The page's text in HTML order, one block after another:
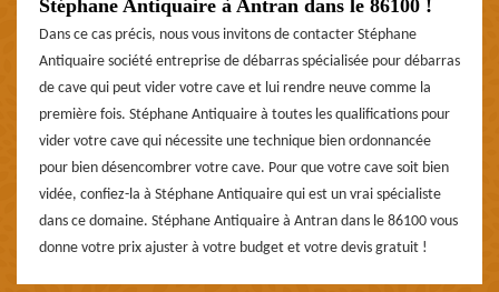
Stéphane Antiquaire à Antran dans le 86100 !
Dans ce cas précis, nous vous invitons de contacter Stéphane
Antiquaire société entreprise de débarras spécialisée pour débarras
de cave qui peut vider votre cave et lui rendre neuve comme la
première fois. Stéphane Antiquaire à toutes les qualifications pour
vider votre cave qui nécessite une technique bien ordonnancée
pour bien désencombrer votre cave. Pour que votre cave soit bien
vidée, confiez-la à Stéphane Antiquaire qui est un vrai spécialiste
dans ce domaine. Stéphane Antiquaire à Antran dans le 86100 vous
donne votre prix ajuster à votre budget et votre devis gratuit !